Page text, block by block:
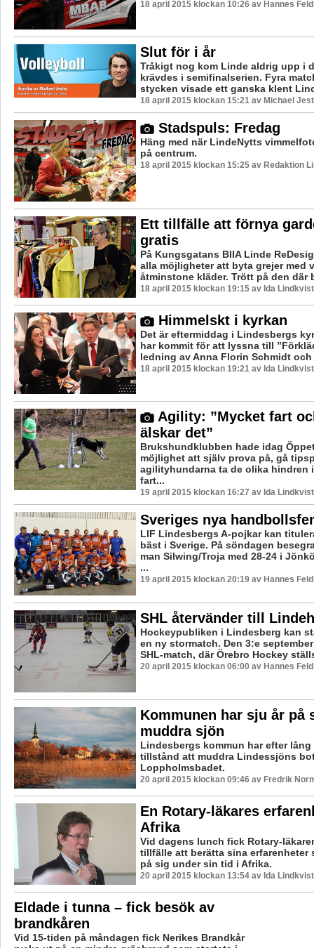
18 april 2015 klockan 10:26 av Hannes
Slut för i år
Tråkigt nog kom Linde aldrig upp i
krävdes i semifinalserien. Fyra
stycken visade ett ganska klent
18 april 2015 klockan 15:21 av Michael
Stadspuls: Fredag
Häng med när LindeNytts
på centrum.
18 april 2015 klockan 15:25 av Redaktion
Ett tillfälle att förnya
gratis
På Kungsgatans BIIA Linde
alla möjligheter att byta grejer med
åtminstone kläder. Trött på den där
18 april 2015 klockan 19:15 av Ida Lindkvist
Himmelskt i kyrkan
Det är eftermiddag i Lindesbergs
har kommit för att lyssna till
ledning av Anna Florin Schmidt och
18 april 2015 klockan 19:21 av Ida Lindkvist
Agility: ”Mycket fart
älskar det”
Brukshundklubben hade idag
möjlighet att själv prova på, gå
agilityhundarna ta de olika hindren
fart...
19 april 2015 klockan 16:27 av Ida Lindkvist
Sveriges nya
LIF Lindesbergs A-pojkar kan
bäst i Sverige. På söndagen
man Silwing/Troja med 28-24 i
...
19 april 2015 klockan 20:19 av Hannes
SHL återvänder till
Hockeypubliken i Lindesberg kan
en ny stormatch. Den 3:e
SHL-match, där Örebro Hockey
20 april 2015 klockan 06:00 av Hannes
Kommunen har sju år på
muddra sjön
Lindesbergs kommun har efter
tillstånd att muddra Lindessjöns
Loppholmsbadet.
20 april 2015 klockan 09:46 av Fredrik
En Rotary-läkares
Afrika
Vid dagens lunch fick Rotary-
tillfälle att berätta sina erfarenheter
på sig under sin tid i Afrika.
20 april 2015 klockan 13:54 av Ida Lindkvist
Eldade i tunna – fick besök av
brandkåren
Vid 15-tiden på måndagen fick Nerikes Brandkår